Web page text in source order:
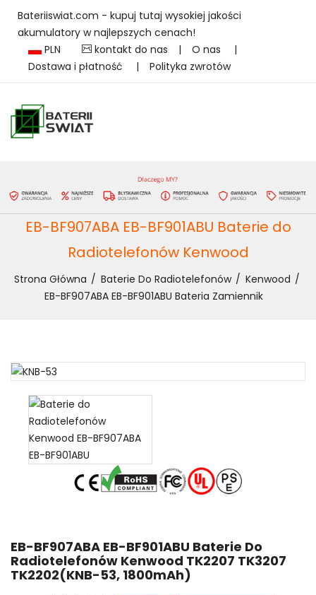
Bateriiswiat.com - kupuj tutaj wysokiej jakości
akumulatory w najlepszych cenach!
PLN
kontakt do nas | O nas
|
Dostawa i płatność
| Polityka zwrotów
EB-BF907ABA EB-BF901ABU Baterie do
Radiotelefonów Kenwood
Strona Główna Baterie Do Radiotelefonów
Kenwood
EB-BF907ABA EB-BF901ABU Bateria Zamiennik
EB-BF907ABA EB-BF901ABU Baterie Do
Radiotelefonów Kenwood TK2207 TK3207
TK2202(KNB-53, 1800mAh)